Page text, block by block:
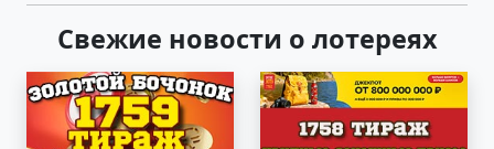
Свежие новости о лотереях